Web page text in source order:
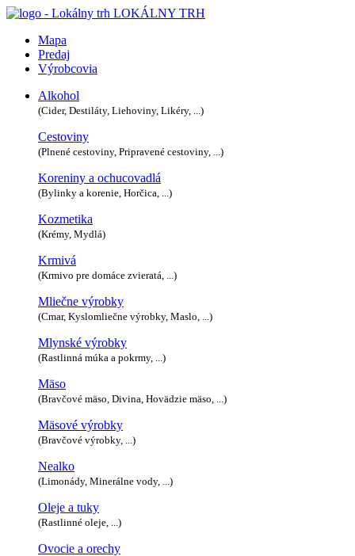
LOKÁLNY TRH
Mapa
Predaj
Výrobcovia
Alkohol
(Cider, Destiláty, Liehoviny, Likéry, ...)
Cestoviny
(Plnené cestoviny, Pripravené cestoviny, ...)
Koreniny a ochucovadlá
(Bylinky a korenie, Horčica, ...)
Kozmetika
(Krémy, Mydlá)
Krmivá
(Krmivo pre domáce zvieratá, ...)
Mliečne výrobky
(Cmar, Kyslomliečne výrobky, Maslo, ...)
Mlynské výrobky
(Rastlinná múka a pokrmy, ...)
Mäso
(Bravčové mäso, Divina, Hovädzie mäso, ...)
Mäsové výrobky
(Bravčové výrobky, ...)
Nealko
(Limonády, Minerálne vody, ...)
Oleje a tuky
(Rastlinné oleje, ...)
Ovocie a orechy